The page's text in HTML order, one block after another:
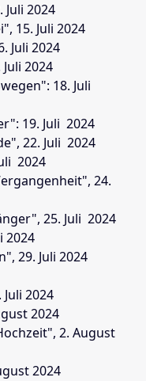
Juli 2024
15. Juli 2024
Juli 2024
2024
18. Juli
19. Juli 2024
22. Juli 2024
2024
24.
25. Juli 2024
2024
29. Juli 2024
2024
2024
2. August
2024